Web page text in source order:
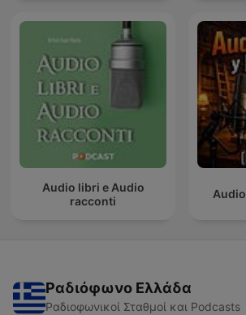
Audio libri e Audio
racconti
Ραδιόφωνο Ελλάδα
Ραδιοφωνικοί Σταθμοί και Podcasts